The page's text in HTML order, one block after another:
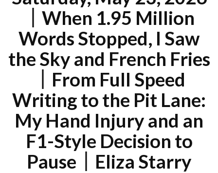
｜When 1.95 Million
Words Stopped, I Saw
the Sky and French Fries
｜From Full Speed
Writing to the Pit Lane:
My Hand Injury and an
F1-Style Decision to
Pause｜Eliza Starry